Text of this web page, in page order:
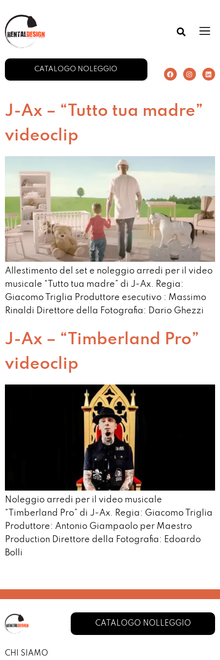
CATALOGO NOLEGGIO
J-Ax – “Tutto tua madre”
videoclip
Allestimento del set e noleggio arredi per il video
musicale “Tutto tua madre” di J-Ax. Regia:
Giacomo Triglia Produttore esecutivo : Massimo
Rinaldi Direttore della Fotografia: Dario Ghezzi
J-Ax – “Timberland Pro”
videoclip
Noleggio arredi per il video musicale
“Timberland Pro” di J-Ax. Regia: Giacomo Triglia
Produttore: Antonio Giampaolo per Maestro
Production Direttore della Fotografia: Edoardo
Bolli
CATALOGO NOLLEGGIO
CHI SIAMO